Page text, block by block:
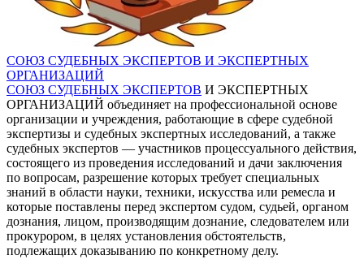
СОЮЗ СУДЕБНЫХ ЭКСПЕРТОВ И ЭКСПЕРТНЫХ
ОРГАНИЗАЦИЙ
СОЮЗ СУДЕБНЫХ ЭКСПЕРТОВ И ЭКСПЕРТНЫХ
ОРГАНИЗАЦИЙ объединяет на профессиональной основе
организации и учреждения, работающие в сфере судебной
экспертизы и судебных экспертных исследований, а также
судебных экспертов — участников процессуального действия,
состоящего из проведения исследований и дачи заключения
по вопросам, разрешение которых требует специальных
знаний в области науки, техники, искусства или ремесла и
которые поставлены перед экспертом судом, судьей, органом
дознания, лицом, производящим дознание, следователем или
прокурором, в целях установления обстоятельств,
подлежащих доказыванию по конкретному делу.